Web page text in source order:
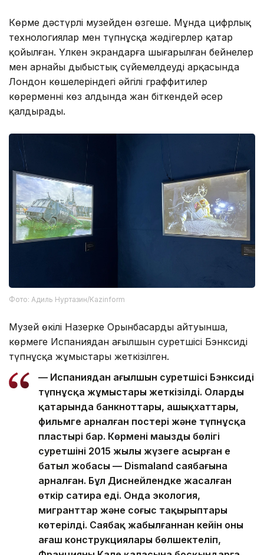
Көрме дәстүрлі музейден өзгеше. Мұнда цифрлық
технологиялар мен түпнұсқа жәдігерлер қатар
қойылған. Үлкен экрандарға шығарылған бейнелер
мен арнайы дыбыстық сүйемелдеудің арқасында
Лондон көшелеріндегі әйгілі граффитилер
көрерменнің көз алдында жан біткендей әсер
қалдырады.
Фото: Адиль Нуртазин/Kazinform
Музей өкілі Назерке Орынбасардың айтуынша,
көрмеге Испаниядан ағылшын суретшісі Бэнксидің
түпнұсқа жұмыстары жеткізілген.
— Испаниядан ағылшын суретшісі Бэнксидің
түпнұсқа жұмыстары жеткізілді. Олардың
қатарында банкноттары, ашықхаттары,
фильмге арналған постері және түпнұсқа
пластырі бар. Көрменің маңызды бөлігі
суретшінің 2015 жылы жүзеге асырған ең
батыл жобасы — Dismaland саябағына
арналған. Бұл Диснейлендке жасалған
өткір сатира еді. Онда экология,
мигранттар және соғыс тақырыптары
көтерілді. Саябақ жабылғаннан кейін оның
ағаш конструкциялары бөлшектеліп,